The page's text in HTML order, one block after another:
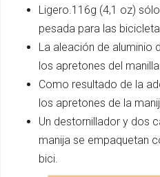
Ligero.116g (4,1 oz)
pesada para las
La aleación de aluminio
los apretones del
Como resultado de la
los apretones de la
Un destornillador y dos
manija se empaquetan
bici.